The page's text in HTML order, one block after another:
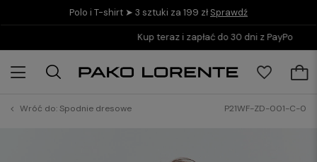
Polo i T-shirt ➤ 3 sztuki za 199 zł Sprawdź
Kup teraz i zapłać do 30 dni z PayPo
Wróć do:Spodnie dresowe P21WF-ZD-001-C-0